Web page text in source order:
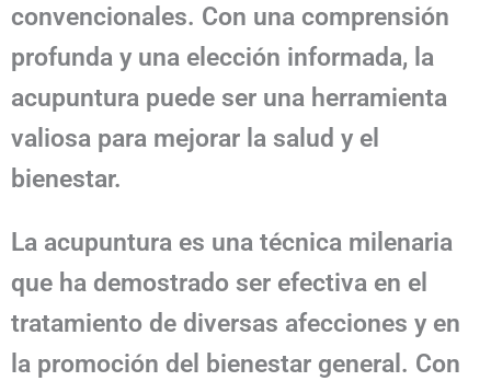
convencionales. Con una comprensión
profunda y una elección informada, la
acupuntura puede ser una herramienta
valiosa para mejorar la salud y el
bienestar.
La acupuntura es una técnica milenaria
que ha demostrado ser efectiva en el
tratamiento de diversas afecciones y en
la promoción del bienestar general. Con